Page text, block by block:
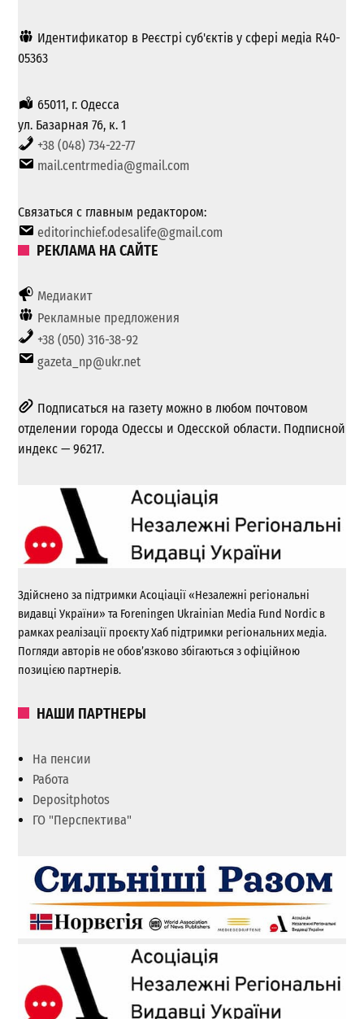
Идентификатор в Реєстрі суб'єктів у сфері медіа R40-
05363
65011, г. Одесса
ул. Базарная 76, к. 1
+38 (048) 734-22-77
mail.centrmedia@gmail.com
Связаться с главным редактором:
editorinchief.odesalife@gmail.com
РЕКЛАМА НА САЙТЕ
Медиакит
Рекламные предложения
+38 (050) 316-38-92
gazeta_np@ukr.net
Подписаться на газету можно в любом почтовом
отделении города Одессы и Одесской области. Подписной
индекс — 96217.
Здійснено за підтримки Асоціації «Незалежні регіональні
видавці України» та Foreningen Ukrainian Media Fund Nordic в
рамках реалізації проєкту Хаб підтримки регіональних медіа.
Погляди авторів не обов’язково збігаються з офіційною
позицією партнерів.
НАШИ ПАРТНЕРЫ
На пенсии
Работа
Depositphotos
ГО "Перспектива"